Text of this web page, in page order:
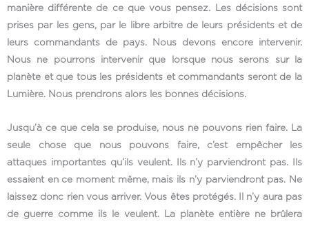
manière différente de ce que vous pensez. Les décisions sont
prises par les gens, par le libre arbitre de leurs présidents et de
leurs commandants de pays. Nous devons encore intervenir.
Nous ne pourrons intervenir que lorsque nous serons sur la
planète et que tous les présidents et commandants seront de la
Lumière. Nous prendrons alors les bonnes décisions.
Jusqu’à ce que cela se produise, nous ne pouvons rien faire. La
seule chose que nous pouvons faire, c’est empêcher les
attaques importantes qu’ils veulent. Ils n’y parviendront pas. Ils
essaient en ce moment même, mais ils n’y parviendront pas. Ne
laissez donc rien vous arriver. Vous êtes protégés. Il n’y aura pas
de guerre comme ils le veulent. La planète entière ne brûlera